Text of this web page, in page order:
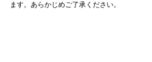
ます。あらかじめご了承ください。